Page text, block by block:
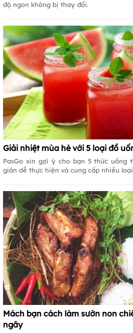
độ ngon không bị thay đổi.
Giải nhiệt mùa hè với 5 loại đồ
PasGo xin gợi ý cho bạn 5 thức uống
giản dễ thực hiện và cung cấp nhiều
Mách bạn cách làm sườn non
ngây